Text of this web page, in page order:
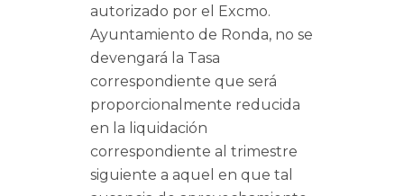
autorizado por el Excmo.
Ayuntamiento de Ronda, no se
devengará la Tasa
correspondiente que será
proporcionalmente reducida
en la liquidación
correspondiente al trimestre
siguiente a aquel en que tal